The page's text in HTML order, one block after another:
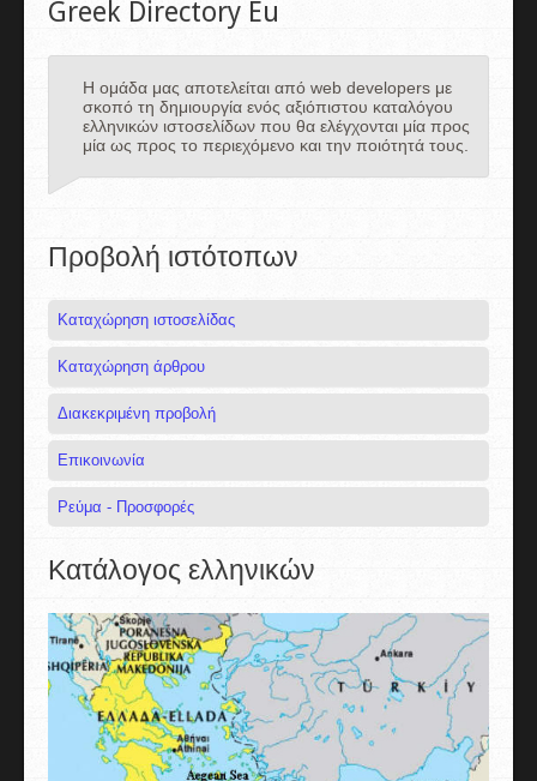
Greek Directory Eu
Η ομάδα μας αποτελείται από web developers με
σκοπό τη δημιουργία ενός αξιόπιστου καταλόγου
ελληνικών ιστοσελίδων που θα ελέγχονται μία προς
μία ως προς το περιεχόμενο και την ποιότητά τους.
Προβολή ιστότοπων
Καταχώρηση ιστοσελίδας
Καταχώρηση άρθρου
Διακεκριμένη προβολή
Επικοινωνία
Ρεύμα - Προσφορές
Κατάλογος ελληνικών